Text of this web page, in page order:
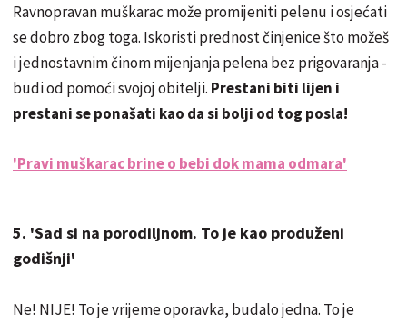
Ravnopravan muškarac može promijeniti pelenu i osjećati
se dobro zbog toga. Iskoristi prednost činjenice što možeš
i jednostavnim činom mijenjanja pelena bez prigovaranja -
budi od pomoći svojoj obitelji. Prestani biti lijen i
prestani se ponašati kao da si bolji od tog posla!
'Pravi muškarac brine o bebi dok mama odmara'
5. 'Sad si na porodiljnom. To je kao produženi
godišnji'
Ne! NIJE! To je vrijeme oporavka, budalo jedna. To je